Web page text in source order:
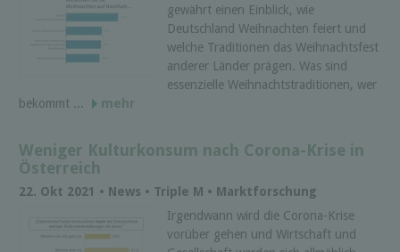
gewährt einen Einblick, wie
Deutschland Weihnachten feiert und
welche Traditionen das Weihnachtsfest
anderer Länder prägen. Was sind
essenzielle Weihnachtstraditionen, wer
bekommt ...
mehr
Weniger Kulturkonsum nach Corona-Krise in
Österreich
22. Okt 2021 • News • Triple M • Marktforschung
Irgendwann wird die Corona-Krise
vorüber gehen und Wirtschaft und